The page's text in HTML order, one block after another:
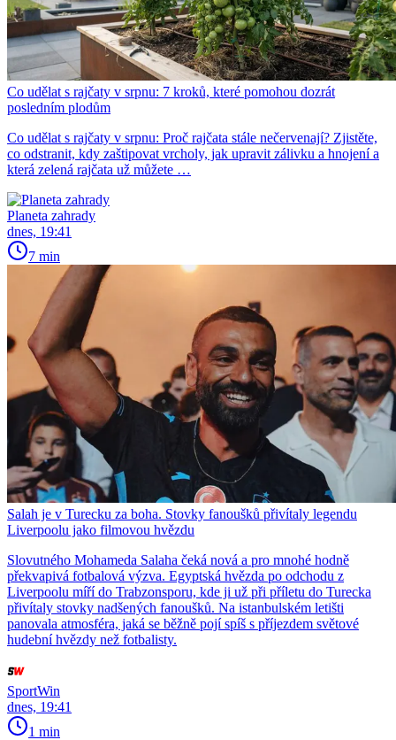
Co udělat s rajčaty v srpnu: 7 kroků, které pomohou dozrát
posledním plodům
Co udělat s rajčaty v srpnu: Proč rajčata stále nečervenají? Zjistěte,
co odstranit, kdy zaštipovat vrcholy, jak upravit zálivku a hnojení a
která zelená rajčata už můžete …
Planeta zahrady
dnes, 19:41
7 min
Salah je v Turecku za boha. Stovky fanoušků přivítaly legendu
Liverpoolu jako filmovou hvězdu
Slovutného Mohameda Salaha čeká nová a pro mnohé hodně
překvapivá fotbalová výzva. Egyptská hvězda po odchodu z
Liverpoolu míří do Trabzonsporu, kde ji už při příletu do Turecka
přivítaly stovky nadšených fanoušků. Na istanbulském letišti
panovala atmosféra, jaká se běžně pojí spíš s příjezdem světové
hudební hvězdy než fotbalisty.
SportWin
dnes, 19:41
1 min